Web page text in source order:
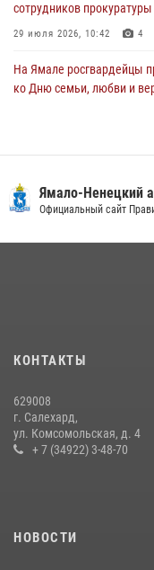
сотрудников
29 июля 2026, 10:42 4
На Ямале росгвардейцы
ко Дню семьи, любви и
«Каникулы с
На Ямале подведены
14 июля 2026, 06:53
Ямало-Ненецкий
Официальный сайт
КОНТАКТЫ
629008
г. Салехард,
ул. Комсомольская, д. 4
+ 7 (34922) 3-48-70
НОВОСТИ